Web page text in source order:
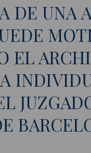
DE UNA
EL